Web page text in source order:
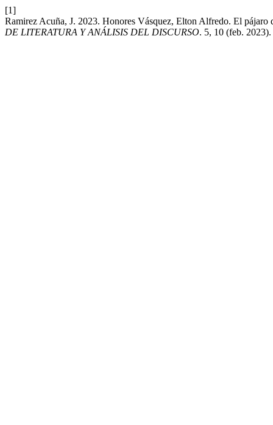
[1]
Ramirez Acuña, J. 2023. Honores Vásquez, Elton Alfredo. El
DE LITERATURA Y ANÁLISIS DEL DISCURSO. 5, 10 (feb.